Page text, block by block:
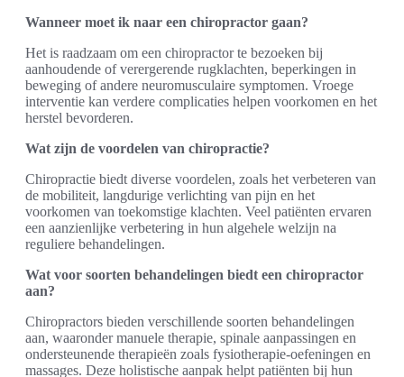
Wanneer moet ik naar een chiropractor gaan?
Het is raadzaam om een chiropractor te bezoeken bij
aanhoudende of verergerende rugklachten, beperkingen in
beweging of andere neuromusculaire symptomen. Vroege
interventie kan verdere complicaties helpen voorkomen en het
herstel bevorderen.
Wat zijn de voordelen van chiropractie?
Chiropractie biedt diverse voordelen, zoals het verbeteren van
de mobiliteit, langdurige verlichting van pijn en het
voorkomen van toekomstige klachten. Veel patiënten ervaren
een aanzienlijke verbetering in hun algehele welzijn na
reguliere behandelingen.
Wat voor soorten behandelingen biedt een chiropractor
aan?
Chiropractors bieden verschillende soorten behandelingen
aan, waaronder manuele therapie, spinale aanpassingen en
ondersteunende therapieën zoals fysiotherapie-oefeningen en
massages. Deze holistische aanpak helpt patiënten bij hun